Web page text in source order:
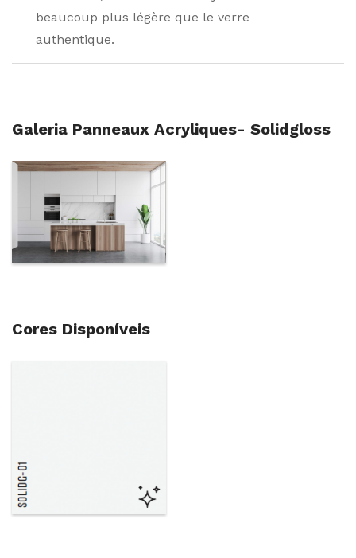
beaucoup plus légère que le verre
authentique.
Galeria Panneaux Acryliques- Solidgloss
Cores Disponíveis